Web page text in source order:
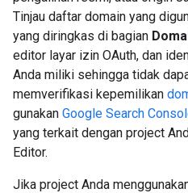
Tinjau daftar domain yang
yang diringkas di bagian
editor layar izin OAuth, dan
Anda miliki sehingga tidak
memverifikasi kepemilikan
gunakan Google Search
yang terkait dengan project
Editor.
Jika project Anda